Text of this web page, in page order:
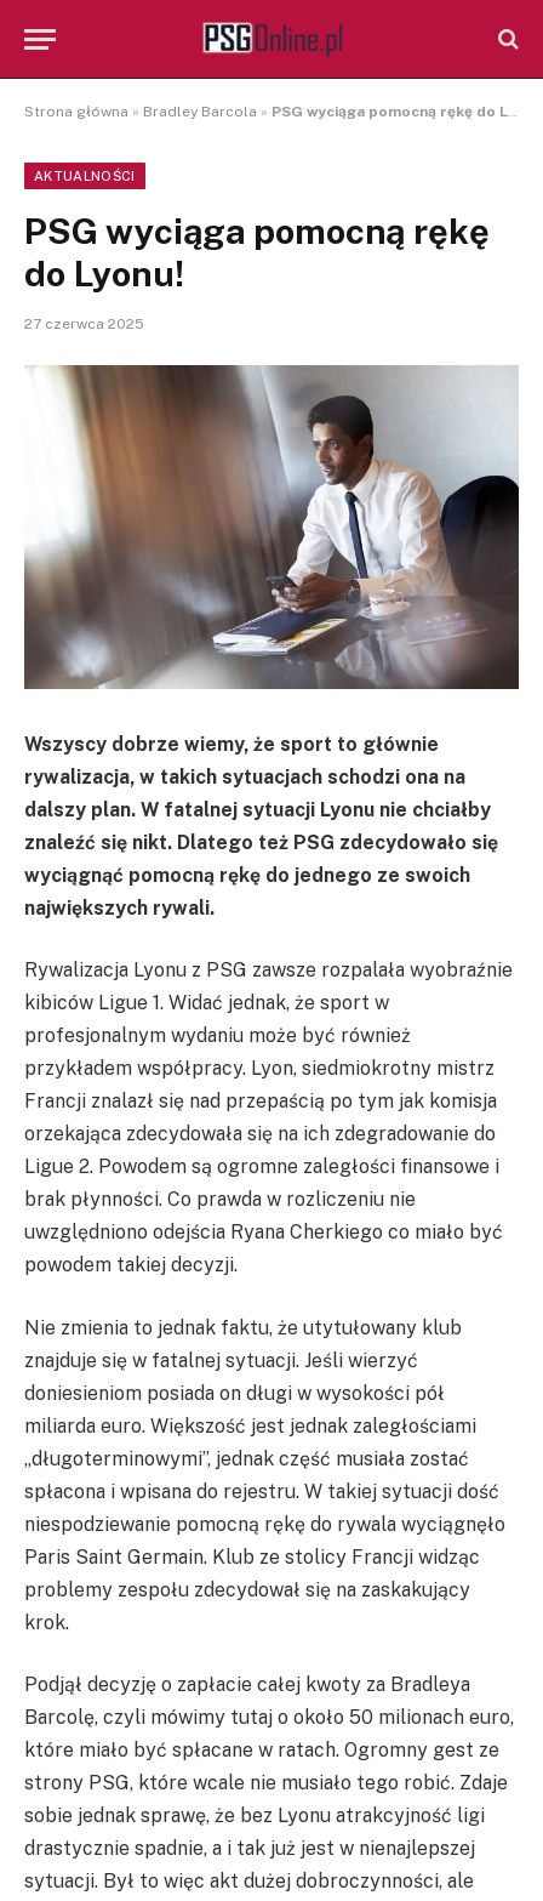
Strona główna » Bradley Barcola » PSG wyciąga pomocną rękę do Lyonu!
AKTUALNOŚCI
PSG wyciąga pomocną rękę
do Lyonu!
27 czerwca 2025
Wszyscy dobrze wiemy, że sport to głównie
rywalizacja, w takich sytuacjach schodzi ona na
dalszy plan. W fatalnej sytuacji Lyonu nie chciałby
znaleźć się nikt. Dlatego też PSG zdecydowało się
wyciągnąć pomocną rękę do jednego ze swoich
największych rywali.
Rywalizacja Lyonu z PSG zawsze rozpalała wyobraźnie
kibiców Ligue 1. Widać jednak, że sport w
profesjonalnym wydaniu może być również
przykładem współpracy. Lyon, siedmiokrotny mistrz
Francji znalazł się nad przepaścią po tym jak komisja
orzekająca zdecydowała się na ich zdegradowanie do
Ligue 2. Powodem są ogromne zaległości finansowe i
brak płynności. Co prawda w rozliczeniu nie
uwzględniono odejścia Ryana Cherkiego co miało być
powodem takiej decyzji.
Nie zmienia to jednak faktu, że utytułowany klub
znajduje się w fatalnej sytuacji. Jeśli wierzyć
doniesieniom posiada on długi w wysokości pół
miliarda euro. Większość jest jednak zaległościami
„długoterminowymi”, jednak część musiała zostać
spłacona i wpisana do rejestru. W takiej sytuacji dość
niespodziewanie pomocną rękę do rywala wyciągnęło
Paris Saint Germain. Klub ze stolicy Francji widząc
problemy zespołu zdecydował się na zaskakujący
krok.
Podjął decyzję o zapłacie całej kwoty za Bradleya
Barcolę, czyli mówimy tutaj o około 50 milionach euro,
które miało być spłacane w ratach. Ogromny gest ze
strony PSG, które wcale nie musiało tego robić. Zdaje
sobie jednak sprawę, że bez Lyonu atrakcyjność ligi
drastycznie spadnie, a i tak już jest w nienajlepszej
sytuacji. Był to więc akt dużej dobroczynności, ale